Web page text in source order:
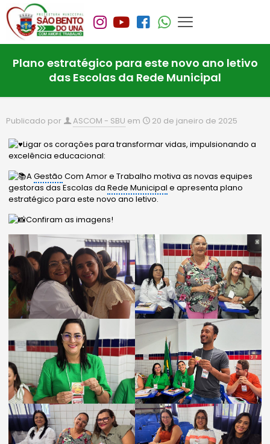
Plano estratégico para este novo ano letivo
das Escolas da Rede Municipal
Publicado por ASCOM - SBU em 20 de janeiro de 2025
Ligar os corações para transformar vidas, impulsionando a
excelência educacional:
AGestão Com Amor e Trabalho motiva as novas equipes
gestoras das Escolas daRede Municipal e apresenta plano
estratégico para este novo ano letivo.
Confiram as imagens!